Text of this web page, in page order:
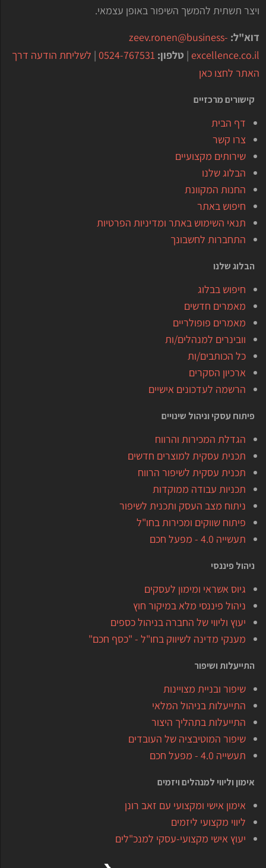
ויצר תשתית להמשך השיפור באופן עצמאי.
דוא"ל: zeev.ronen@business-
excellence.co.il
| טלפון: 0524-767531
| לשליחת הודעה דרך
האתר לחצו כאן
קישורים מרכזיים
דף הבית
צרו קשר
שירותים מקצועיים
הבלוג שלנו
החנות המקוונת
חיפוש באתר
תנאי השימוש באתר ומדיניות הפרטיות
התחברות לחשבונך
הבלוג שלנו
חיפוש בבלוג
מאמרים חדשים
מאמרים פופולריים
וובינרים למנהלים/ות
כל הכותבים/ות
ארכיון הסקרים
הרשמה לעדכונים אישיים
פיתוח עסקי וניהול שינויים
הגדלת המכירות והרווח
תכנית עסקית למוצרים חדשים
תכנית עסקית לשיפור הרווח
תכניות עבודה ממוקדות
ניתוח מצב העסק ותכנית לשיפור
פיתוח שווקים ומכירות בחו"ל
תעשייה 4.0 - מפעל חכם
ניהול פיננסי
גיוס אשראי ומימון לעסקים
ניהול פיננסי מלא במיקור חוץ
יעוץ וליווי של החברה בניהול כספים
מענקי מדינה לשיווק בחו"ל - "כסף חכם"
התייעלות ושיפור
שיפור ובניית מצויינות
התייעלות בניהול המלאי
התייעלות בתהליך היצור
שיפור המוטיבציה של העובדים
תעשייה 4.0 - מפעל חכם
אימון וליווי למנהלים ויזמים
אימון אישי ומקצועי עם זאב רונן
ליווי מקצועי ליזמים
יעוץ אישי מקצועי-עסקי למנכ"לים